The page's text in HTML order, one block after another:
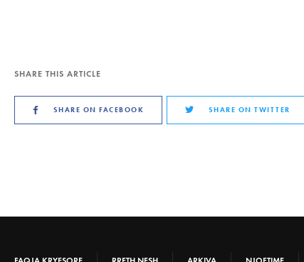
SHARE THIS ARTICLE
SHARE ON FACEBOOK SHARE ON TWITTER
FAQJA KRYESORE RRETH NESH ARKIVA NJOFTIME